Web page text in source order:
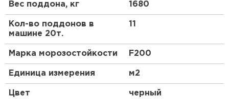
Вес поддона, кг 1680
Кол-во поддонов в
машине 20т.
11
Марка морозостойкости F200
Единица измерения м2
Цвет черный